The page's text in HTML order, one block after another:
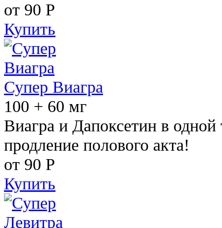
от 90 Р
Купить
Супер Виагра
100 + 60 мг
Виагра и Дапоксетин в одной
продление полового акта!
от 90 Р
Купить